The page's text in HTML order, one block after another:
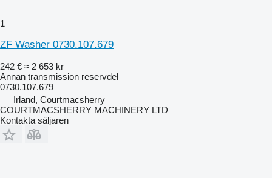
1
ZF Washer 0730.107.679
242 € ≈ 2 653 kr
Annan transmission reservdel
0730.107.679
Irland, Courtmacsherry
COURTMACSHERRY MACHINERY LTD
Kontakta säljaren